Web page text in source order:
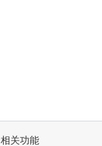
相关功能